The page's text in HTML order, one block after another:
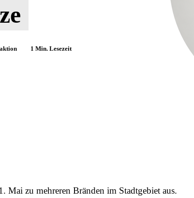
1 Min. Lesezeit
zu mehreren Bränden im Stadtgebiet aus.